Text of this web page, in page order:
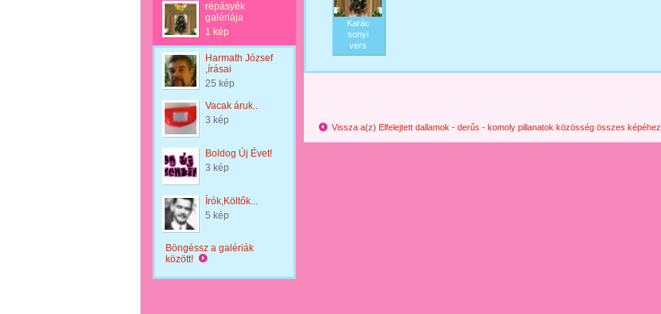
répásyék
galériája
1 kép
Harmath József
,írásai
25 kép
Vacak áruk..
3 kép
Boldog Új Évet!
3 kép
Írók,Költők...
5 kép
Böngéssz a galériák
között!
Karác
sonyi
vers
Vissza a(z) Elfelejtett dallamok - derűs - komoly pillanatok közösség összes képéhez